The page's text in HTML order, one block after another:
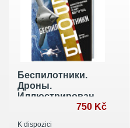
Беспилотники.
Дроны.
Иллюстрированный
путеводитель по
750 Kč
K dispozici